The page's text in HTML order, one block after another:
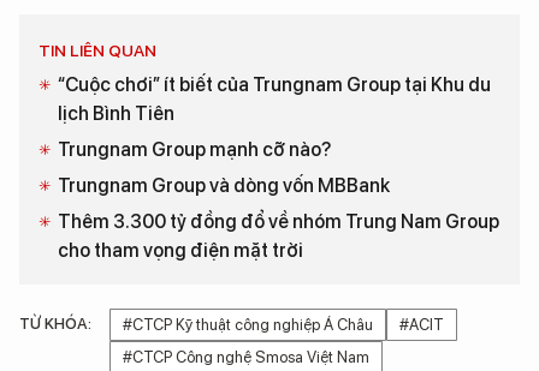
TIN LIÊN QUAN
“Cuộc chơi” ít biết của Trungnam Group tại Khu du
lịch Bình Tiên
Trungnam Group mạnh cỡ nào?
Trungnam Group và dòng vốn MBBank
Thêm 3.300 tỷ đồng đổ về nhóm Trung Nam Group
cho tham vọng điện mặt trời
TỪ KHÓA: #CTCP Kỹ thuật công nghiệp Á Châu
#ACIT
#CTCP Công nghệ Smosa Việt Nam